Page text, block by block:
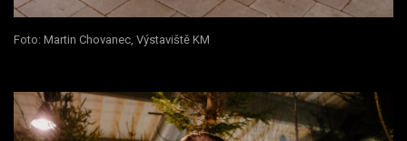
Foto: Martin Chovanec, Výstaviště KM